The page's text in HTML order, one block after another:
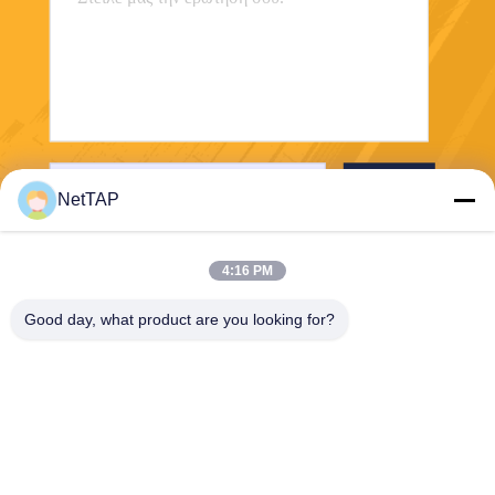
NetTAP
4:16 PM
Good day, what product are you looking for?